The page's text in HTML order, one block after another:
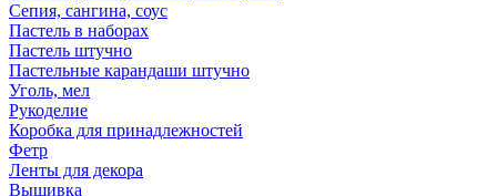
Сепия, сангина, соус
Пастель в наборах
Пастель штучно
Пастельные карандаши штучно
Уголь, мел
Рукоделие
Коробка для принадлежностей
Фетр
Ленты для декора
Вышивка